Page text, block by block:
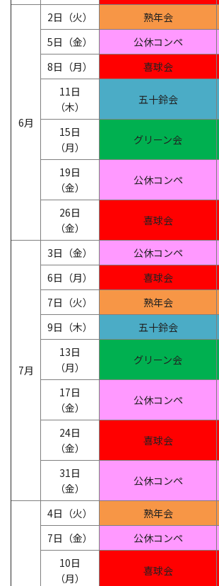
6月
2日（火） 熟年会
5日（金）
公休コンペ
8日（月）
喜球会
11日
（木）
五十鈴会
15日
（月）
グリーン会
19日
（金）
公休コンペ
26日
（金）
喜球会
7月
3日（金） 公休コンペ
6日（月）
喜球会
7日（火）
熟年会
9日（木）
五十鈴会
13日
（月）
グリーン会
17日
（金）
公休コンペ
24日
（金）
喜球会
31日
（金）
公休コンペ
4日（火） 熟年会
7日（金）
公休コンペ
10日
（月）
喜球会